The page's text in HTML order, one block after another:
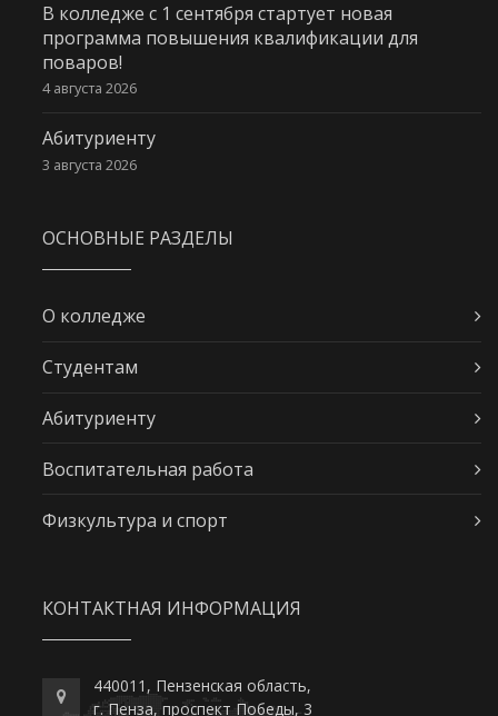
В колледже с 1 сентября стартует новая
программа повышения квалификации для
поваров!
4 августа 2026
Абитуриенту
3 августа 2026
ОСНОВНЫЕ РАЗДЕЛЫ
О колледже
Студентам
Абитуриенту
Воспитательная работа
Физкультура и спорт
КОНТАКТНАЯ ИНФОРМАЦИЯ
440011, Пензенская область,
г. Пенза, проспект Победы, 3